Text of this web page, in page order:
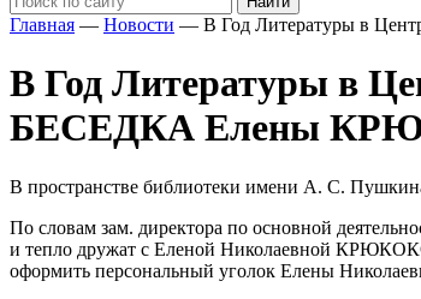
Главная — Новости — В Год Литературы в
В Год Литературы в
БЕСЕДКА Елены
В пространстве библиотеки имени А. С.
По словам зам. директора по основной
и тепло дружат с Еленой Николаевной
оформить персональный уголок Елены